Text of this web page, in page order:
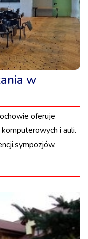
w
oferuje
i auli.